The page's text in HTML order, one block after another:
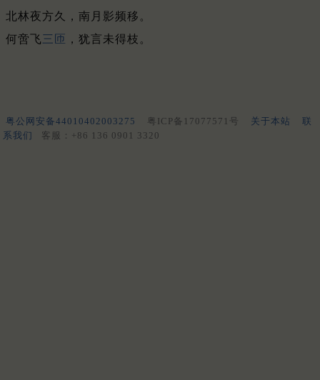
北林夜方久，南月影频移。
何啻飞三匝 ，犹言未得枝。
粤公网安备44010402003275 粤ICP备17077571号 关于本站
联
系我们
客服：+86 136 0901 3320